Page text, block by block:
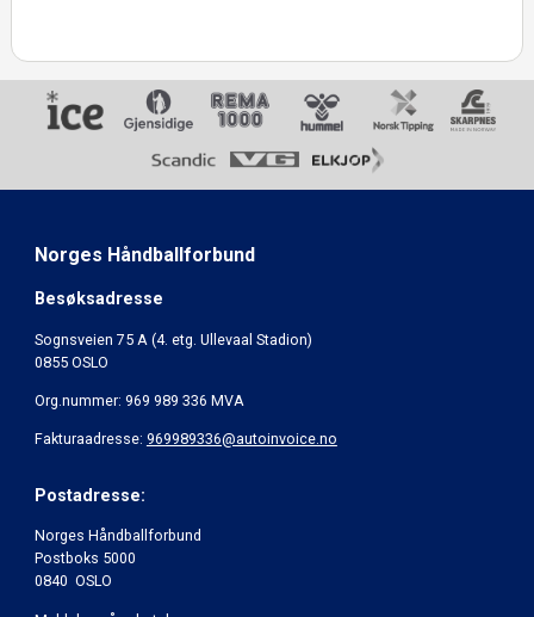
Norges Håndballforbund
Besøksadresse
Sognsveien 75 A (4. etg. Ullevaal Stadion)
0855 OSLO
Org.nummer: 969 989 336 MVA
Fakturaadresse: 969989336@autoinvoice.no
Postadresse:
Norges Håndballforbund
Postboks 5000
0840 OSLO